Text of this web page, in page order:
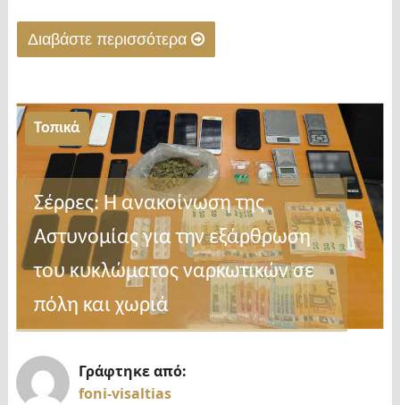
Διαβάστε περισσότερα
τη
Σόφια
Βουλγαρίας
στον
Αγιο
Γεώργιο
Νιγρίτας
Τοπικά
Σέρρες: Η ανακοίνωση της
Αστυνομίας για την εξάρθρωση
του κυκλώματος ναρκωτικών σε
πόλη και χωριά
Γράφτηκε από:
foni-visaltias